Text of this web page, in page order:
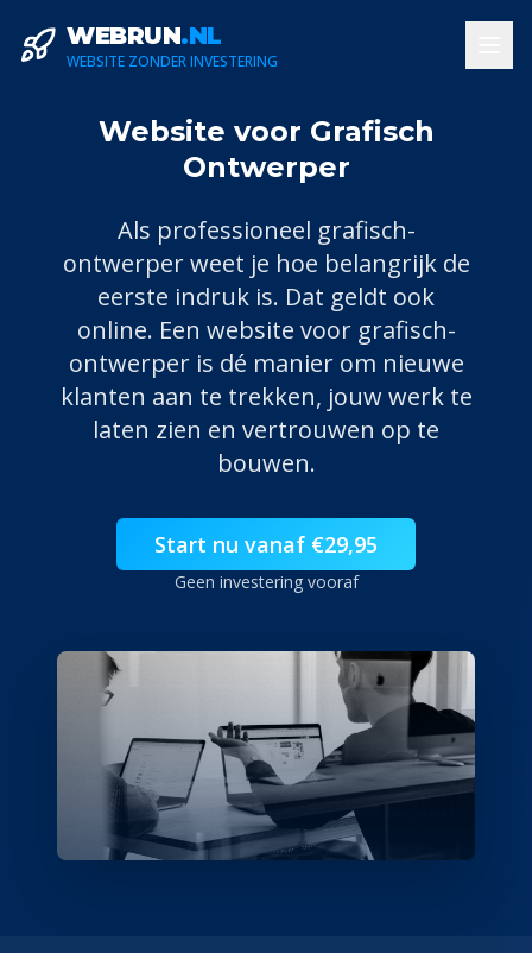
WEBRUN.NL
WEBSITE ZONDER INVESTERING
Website voor Grafisch
Ontwerper
Als professioneel grafisch-
ontwerperweet je hoe belangrijk de
eerste indruk is. Dat geldt ook
online. Een website voor grafisch-
ontwerperis dé manier om nieuwe
klanten aan te trekken, jouw werk te
laten zien en vertrouwen op te
bouwen.
Start nu vanaf €29,95
Geen investering vooraf